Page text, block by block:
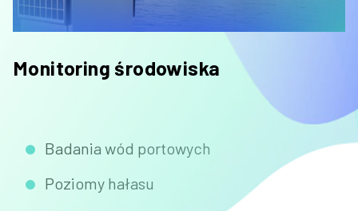
Monitoring środowiska
Badania wód portowych
Poziomy hałasu